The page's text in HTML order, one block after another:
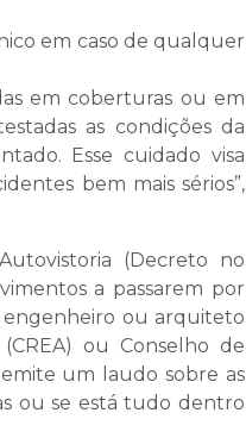
em caso de qualquer
em coberturas ou em
as condições da
Esse cuidado visa
bem mais sérios”,
(Decreto no
a passarem por
engenheiro ou arquiteto
ou Conselho de
um laudo sobre as
ou se está tudo dentro